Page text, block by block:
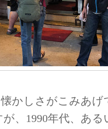
かしさがこみあげ
、1990年代、ある